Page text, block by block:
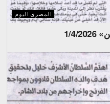
المصرى اليوم